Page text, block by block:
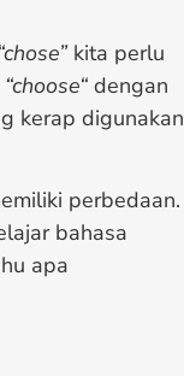
“chose”kita perlu
“choose“ dengan
kerap digunakan
perbedaan.
bahasa
apa